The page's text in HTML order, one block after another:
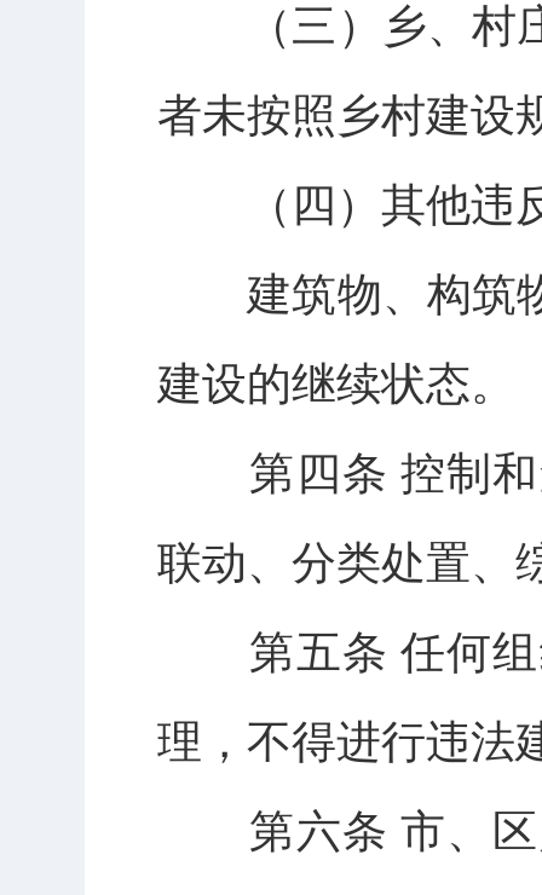
（三）乡、村庄
者未按照乡村建设
（四）其他违反
建筑物、构筑物
建设的继续状态。
第四条 控制和
联动、分类处置、
第五条 任何组
理，不得进行违法
第六条 市、区